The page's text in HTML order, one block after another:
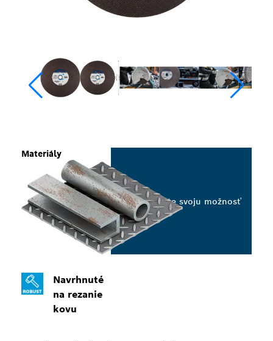
Navrhnuté
na rezanie
kovu
Materiály
Vyberte svoju možnosť